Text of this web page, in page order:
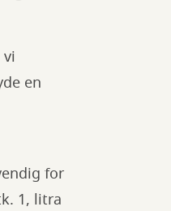
en
for
1, litra